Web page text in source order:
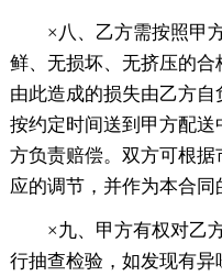
×八、乙方需按照甲
鲜、无损坏、无挤压的合
由此造成的损失由乙方
按约定时间送到甲方配
方负责赔偿。双方可根
应的调节，并作为本合同
×九、甲方有权对乙
行抽查检验，如发现有